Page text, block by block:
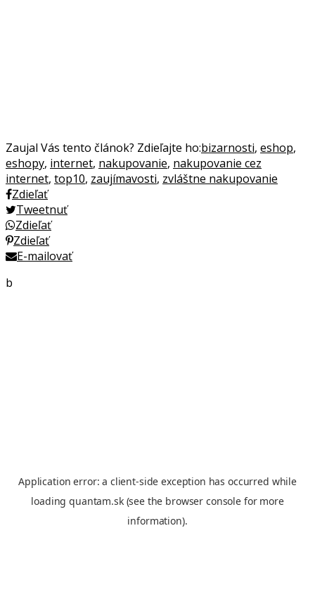
Zaujal Vás tento článok? Zdieľajte ho:bizarnosti, eshop,
eshopy, internet, nakupovanie, nakupovanie cez
internet, top10, zaujímavosti, zvláštne nakupovanie
Zdieľať
Tweetnuť
Zdieľať
Zdieľať
E-mailovať
b